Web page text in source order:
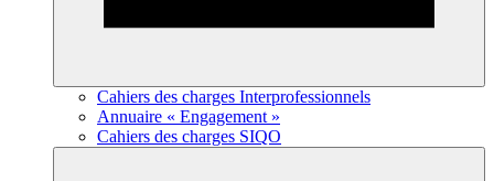
Cahiers des charges Interprofessionnels
Annuaire « Engagement »
Cahiers des charges SIQO